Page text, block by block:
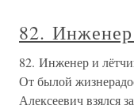
82. Инженер
82. Инженер и
От былой
Алексеевич взялся